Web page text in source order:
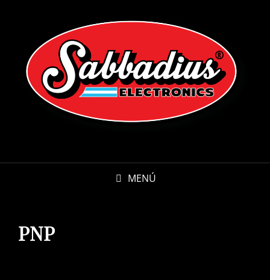
MENÚ
PNP